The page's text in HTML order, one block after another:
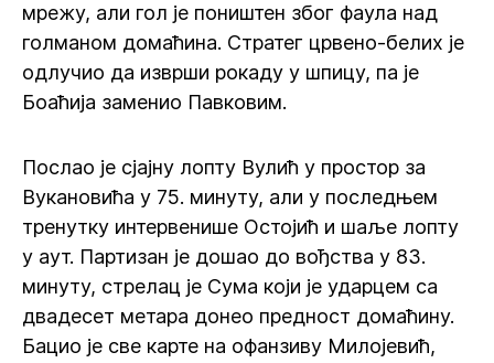
мрежу, али гол је поништен због фаула над
голманом домаћина. Стратег црвено-белих је
одлучио да изврши рокаду у шпицу, па је
Боаћија заменио Павковим.
Послао је сјајну лопту Вулић у простор за
Вукановића у 75. минуту, али у последњем
тренутку интервенише Остојић и шаље лопту
у аут. Партизан је дошао до вођства у 83.
минуту, стрелац је Сума који је ударцем са
двадесет метара донео предност домаћину.
Бацио је све карте на офанзиву Милојевић,